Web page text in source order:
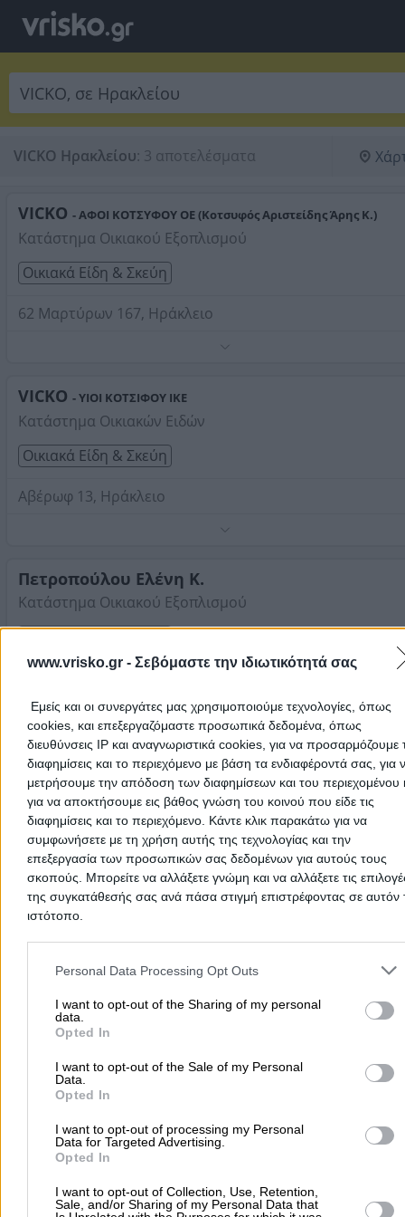
www.vrisko.gr - Σεβόμαστε την ιδιωτικότητά σας
Εμείς και οι συνεργάτες μας χρησιμοποιούμε τεχνολογίες, όπως
cookies, και επεξεργαζόμαστε προσωπικά δεδομένα, όπως
διευθύνσεις IP και αναγνωριστικά cookies, για να προσαρμόζουμε
διαφημίσεις και το περιεχόμενο με βάση τα ενδιαφέροντά σας, για
μετρήσουμε την απόδοση των διαφημίσεων και του περιεχομένου
για να αποκτήσουμε εις βάθος γνώση του κοινού που είδε τις
διαφημίσεις και το περιεχόμενο. Κάντε κλικ παρακάτω για να
συμφωνήσετε με τη χρήση αυτής της τεχνολογίας και την
επεξεργασία των προσωπικών σας δεδομένων για αυτούς τους
σκοπούς. Μπορείτε να αλλάξετε γνώμη και να αλλάξετε τις
της συγκατάθεσής σας ανά πάσα στιγμή επιστρέφοντας σε αυτόν
ιστότοπο.
Please note that this website/app uses one or more Google
and may gather and store information including but not limited to
to Google and its third-party tags to use your data for below
purposes in below Google consent section.
Personal Data Processing Opt Outs
I want to opt-out of the Sharing of my personal
data.
Opted In
I want to opt-out of the Sale of my Personal
Data.
Opted In
I want to opt-out of processing my Personal
Data for Targeted Advertising.
Opted In
I want to opt-out of Collection, Use, Retention,
Sale, and/or Sharing of my Personal Data that
VICKO Ηρακλείου: 3 αποτελέσματα
VICKO - ΑΦΟΙ ΚΟΤΣΥΦΟΥ ΟΕ (Κοτσυφός Αριστείδης Άρης Κ.)
Κατάστημα Οικιακού Εξοπλισμού
Οικιακά Είδη & Σκεύη
62 Μαρτύρων 167, Ηράκλειο
VICKO - ΥΙΟΙ ΚΟΤΣΙΦΟΥ ΙΚΕ
Κατάστημα Οικιακών Ειδών
Οικιακά Είδη & Σκεύη
Αβέρωφ 13, Ηράκλειο
Πετροπούλου Ελένη Κ.
Κατάστημα Οικιακού Εξοπλισμού
Vicko
Τηλέφωνο: 2892052493
Στοιχεία αναζήτησης:VICKO , Ηρακλείου
Στην ενότητα VICKOμπορείτε να βρείτε πληροφορίες γιαVICKO
Ηρακλείου. Δείτε την καταχώρηση που σας ενδιαφέρει στο
μέσα από την υπηρεσία Δρομολόγηση λαμβάνετε αναλυτικές
πρόσβασης.
Αρχική > Νομός Ηρακλείου > VICKO
Δημοφιλείς Αναζητήσεις
Μετακομίσεις & Μεταφορές Κλειδιά & Κλειδαριές
Ψυχολόγοι Παιδικοί Σταθμοί Οδοντίατροι
Συνεργεία Αυτοκινήτων
Υδραυλικοί - Υδραυλικές Εγκαταστάσεις
Τοπική Αναζήτηση
Λάρισα Ηράκλειο
Περιστέρι Καβάλα Τρίπολη Καλλιθέα
Ρόδος
Πειραιάς
περισσότερα >>